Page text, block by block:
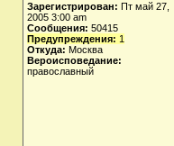
Зарегистрирован: Пт май 27,
2005 3:00 am
Сообщения: 50415
Предупреждения: 1
Откуда: Москва
Вероисповедание:
православный